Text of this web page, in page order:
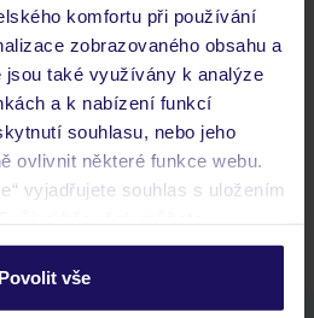
komfortu při používání
zobrazovaného obsahu a
jsou také využívány k analýze
a k nabízení funkcí
souhlasu, nebo jeho
ovlivnit některé funkce webu.
vyjadřujete souhlas s uložením
cookie naleznete v
Povolit vše
při cestování?
po příjezdu do hotelu?
zavazadel?
další